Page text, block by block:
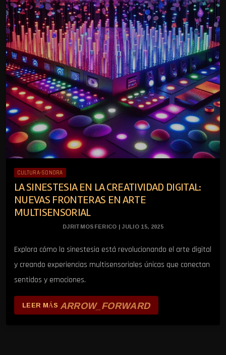
CULTURA-SONORA
LA SINESTESIA EN LA CREATIVIDAD DIGITAL:
NUEVAS FRONTERAS EN ARTE
MULTISENSORIAL
DJRITMOSFERICO | JULIO 15, 2025
Explora cómo la sinestesia está revolucionando el arte digital
y creando experiencias multisensoriales únicas que conectan
sentidos y emociones.
LEER MÁS ARROW_FORWARD